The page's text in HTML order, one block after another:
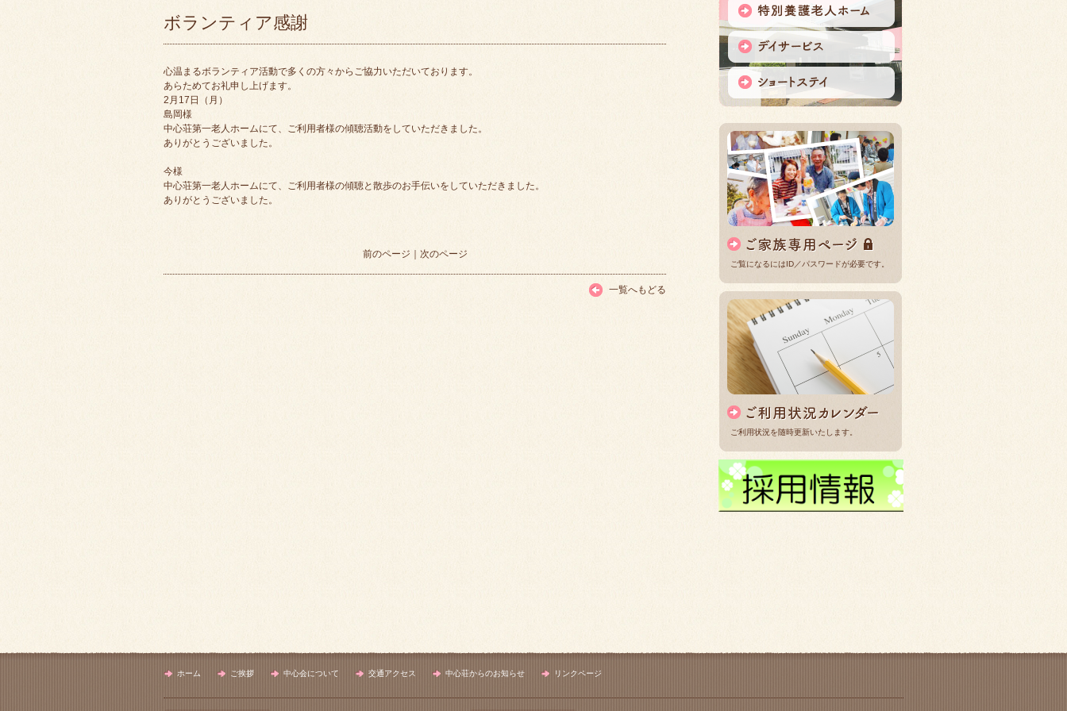
ボランティア感謝
心温まるボランティア活動で多くの方々からご協力いただいております。
あらためてお礼申し上げます。
2月17日（月）
島岡様
中心荘第一老人ホームにて、ご利用者様の傾聴活動をしていただきました。
ありがとうございました。
今様
中心荘第一老人ホームにて、ご利用者様の傾聴と散歩のお手伝いをしていただきました。
ありがとうございました。
前のページ 次のページ
一覧へもどる
ご覧になるにはID／パスワードが必要です。
ご利用状況を随時更新いたします。
ホーム ご挨拶 中心会について 交通アクセス 中心荘からのお知らせ リンクページ